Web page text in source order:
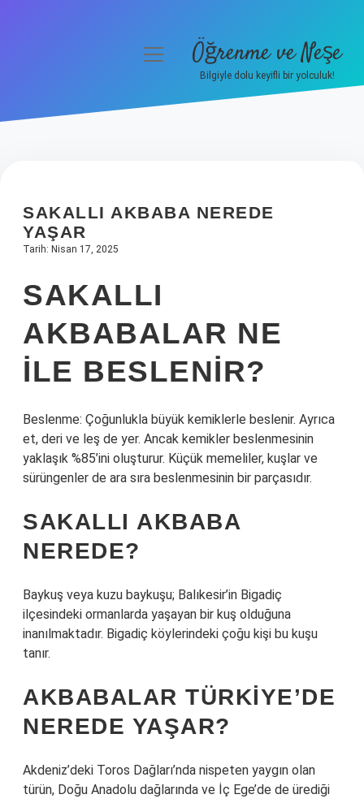
Hakkımızda
menüyüÖğrenme ve Neşe
Bilgiyle dolu keyifli bir yolculuk!
SAKALLI AKBABA NEREDE
YAŞAR
Tarih: Nisan 17, 2025
SAKALLI
AKBABALAR NE
ILE BESLENIR?
Beslenme: Çoğunlukla büyük kemiklerle beslenir. Ayrıca
et, deri ve leş de yer. Ancak kemikler beslenmesinin
yaklaşık %85’ini oluşturur. Küçük memeliler, kuşlar ve
sürüngenler de ara sıra beslenmesinin bir parçasıdır.
SAKALLI AKBABA
NEREDE?
Baykuş veya kuzu baykuşu; Balıkesir’in Bigadiç
ilçesindeki ormanlarda yaşayan bir kuş olduğuna
inanılmaktadır. Bigadiç köylerindeki çoğu kişi bu kuşu
tanır.
AKBABALAR TÜRKIYE’DE
NEREDE YAŞAR?
Akdeniz’deki Toros Dağları’nda nispeten yaygın olan
türün, Doğu Anadolu dağlarında ve İç Ege’de de ürediği